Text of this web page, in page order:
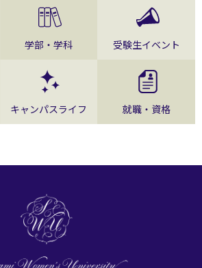
学部・学科 受験生イベント
キャンパスライフ 就職・資格